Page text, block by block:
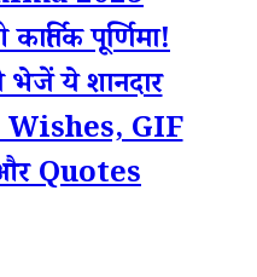
पूर्णिमा!
भेजें ये शानदार
Wishes, GIF
Quotes